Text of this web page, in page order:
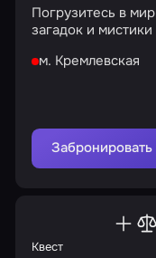
Погрузитесь в мир
загадок и мистики
м. Кремлевская
Забронировать
Квест